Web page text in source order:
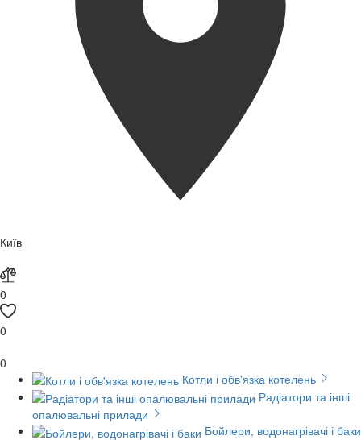
Київ
0
0
0
Котли і обв'язка котелень
Радіатори та інші
опалювальні прилади
Бойлери, водонагрівачі і баки